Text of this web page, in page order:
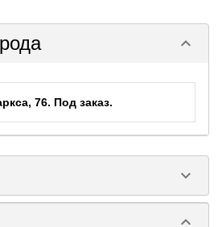
keyboard_arrow_down
76. Под заказ.
keyboard_arrow_down
keyboard_arrow_down